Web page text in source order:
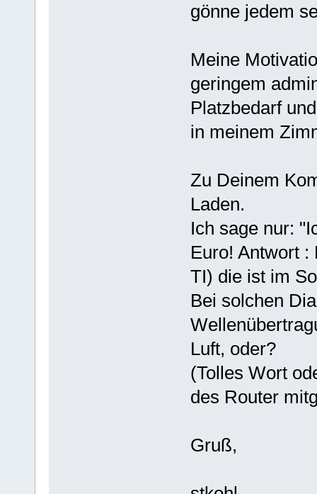
gönne jedem
Meine
geringem
Platzbedarf
in meinem
Zu Deinem
Laden.
Ich sage nur:
Euro! Antwort
TI) die ist im
Bei solchen
Luft, oder?
(Tolles Wort
des Router
Gruß,